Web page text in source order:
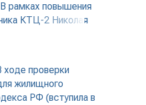
рамках повышения
КТЦ-2 Николая
ходе проверки
жилищного
РФ (вступила в